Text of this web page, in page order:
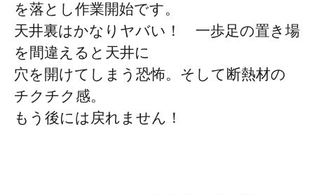
を落とし作業開始です。
天井裏はかなりヤバい！ 一歩足の置き場
を間違えると天井に
穴を開けてしまう恐怖。そして断熱材の
チクチク感。
もう後には戻れません！